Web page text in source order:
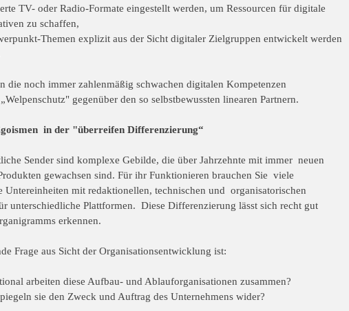
TV- oder Radio-Formate eingestellt werden, um Ressourcen für digitale
zu schaffen,
Themen explizit aus der Sicht digitaler Zielgruppen entwickelt werden
die noch immer zahlenmäßig schwachen digitalen Kompetenzen
Welpenschutz" gegenüber den so selbstbewussten linearen Partnern.
in der "überreifen Differenzierung“
Sender sind komplexe Gebilde, die über Jahrzehnte mit immer neuen
gewachsen sind. Für ihr Funktionieren brauchen Sie viele
Untereinheiten mit redaktionellen, technischen und organisatorischen
unterschiedliche Plattformen. Diese Differenzierung lässt sich recht gut
erkennen.
Frage aus Sicht der Organisationsentwicklung ist:
arbeiten diese Aufbau- und Ablauforganisationen zusammen?
sie den Zweck und Auftrag des Unternehmens wider?